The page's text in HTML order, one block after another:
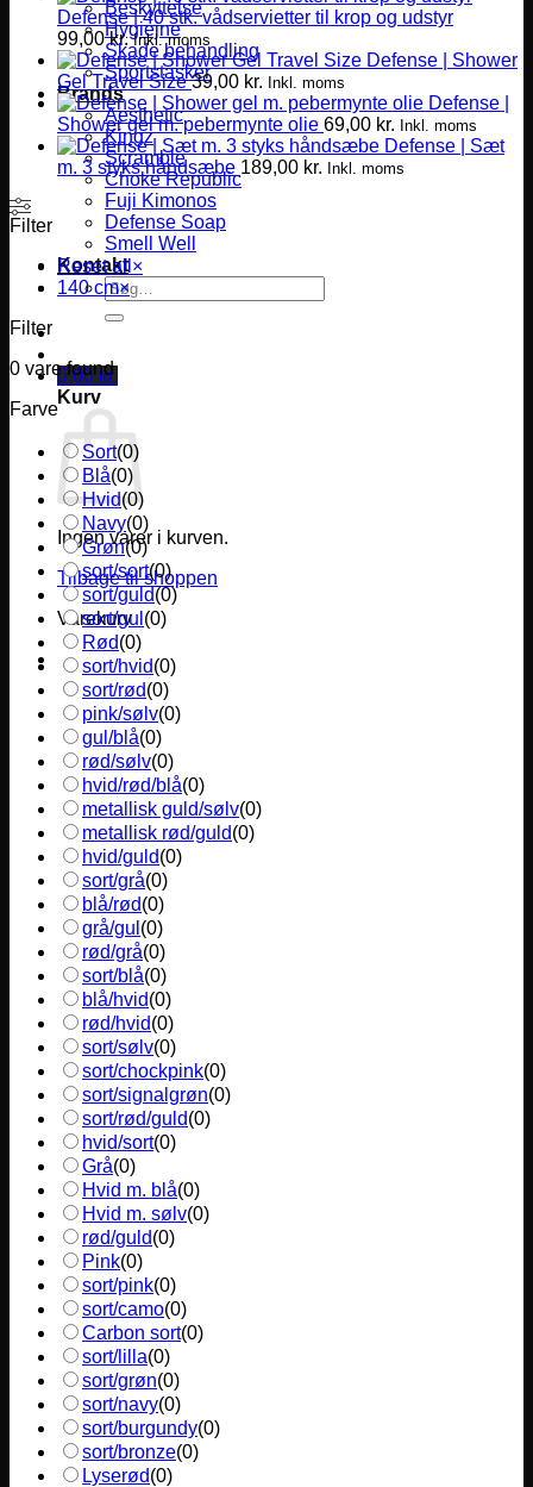
Beskyttelse
Hygiejne
Skade behandling
Sportstasker
Brands
Aesthetic
Kingz
Scramble
Choke Republic
Fuji Kimonos
Defense Soap
Smell Well
Kontakt
Søg
efter:
0,00 kr.
Kurv
Ingen varer i kurven.
Tilbage til shoppen
Varekurv
Defense | 40 stk. vådservietter til krop og udstyr
99,00kr. Inkl. moms
Defense | Shower
Gel Travel Size 39,00 kr. Inkl. moms
Defense |
Shower gel m. pebermynte olie 69,00 kr. Inkl. moms
Defense | Sæt
m. 3 styks håndsæbe 189,00 kr. Inkl. moms
Filter
Reset all ×
140 cm×
Filter
0 vare found
Farve
Sort(0)
Blå(0)
Hvid(0)
Navy(0)
Grøn(0)
sort/sort(0)
sort/guld(0)
sort/gul (0)
Rød(0)
sort/hvid(0)
sort/rød(0)
pink/sølv(0)
gul/blå(0)
rød/sølv(0)
hvid/rød/blå(0)
metallisk guld/sølv(0)
metallisk rød/guld(0)
hvid/guld(0)
sort/grå(0)
blå/rød(0)
grå/gul (0)
rød/grå(0)
sort/blå(0)
blå/hvid(0)
rød/hvid(0)
sort/sølv(0)
sort/chockpink(0)
sort/signalgrøn(0)
sort/rød/guld(0)
hvid/sort(0)
Grå(0)
Hvid m. blå(0)
Hvid m. sølv(0)
rød/guld(0)
Pink(0)
sort/pink(0)
sort/camo(0)
Carbon sort(0)
sort/lilla(0)
sort/grøn(0)
sort/navy(0)
sort/burgundy(0)
sort/bronze(0)
Lyserød(0)